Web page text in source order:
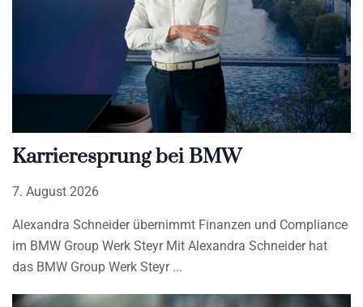
Karrieresprung bei BMW
7. August 2026
Alexandra Schneider übernimmt Finanzen und Compliance
im BMW Group Werk Steyr Mit Alexandra Schneider hat
das BMW Group Werk Steyr